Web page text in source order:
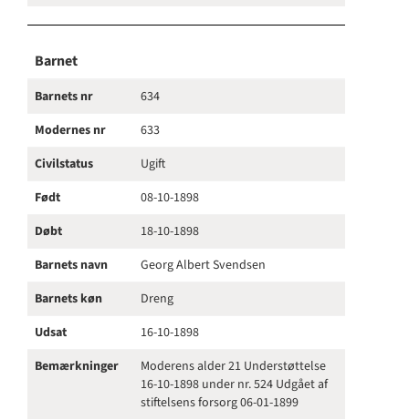
Barnet
Barnets nr
634
Modernes nr
633
Civilstatus
Ugift
Født
08-10-1898
Døbt
18-10-1898
Barnets navn
Georg Albert Svendsen
Barnets køn
Dreng
Udsat
16-10-1898
Bemærkninger
Moderens alder 21 Understøttelse
16-10-1898 under nr. 524 Udgået af
stiftelsens forsorg 06-01-1899